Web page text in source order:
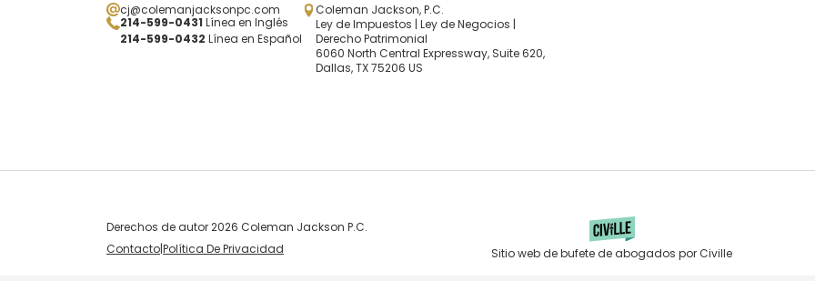
cj@colemanjacksonpc.com
214-599-0431 Línea en Inglés
214-599-0432 Línea en Español
Coleman Jackson, P.C.
Ley de Impuestos | Ley de Negocios |
Derecho Patrimonial
6060 North Central Expressway, Suite 620,
Dallas, TX 75206 US
Derechos de autor 2026 Coleman Jackson P.C.
Contacto|Política De Privacidad Sitio web de bufete de abogados por Civille